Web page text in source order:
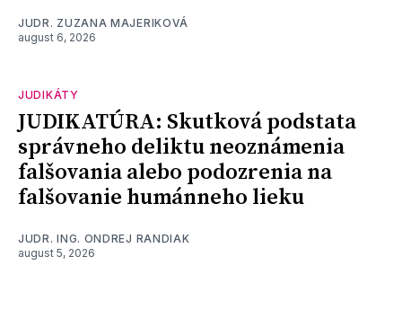
JUDR. ZUZANA MAJERIKOVÁ
august 6, 2026
JUDIKÁTY
JUDIKATÚRA: Skutková podstata
správneho deliktu neoznámenia
falšovania alebo podozrenia na
falšovanie humánneho lieku
JUDR. ING. ONDREJ RANDIAK
august 5, 2026